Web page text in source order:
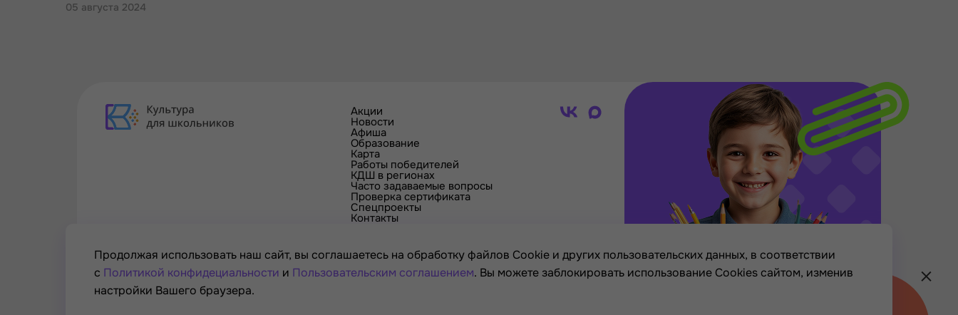
05 августа 2024
Акции
Новости
Афиша
Образование
Карта
Работы победителей
КДШ в регионах
Часто задаваемые вопросы
Проверка сертификата
Спецпроекты
Контакты
Продолжая использовать наш сайт, вы соглашаетесь на обработку файлов Cookie и других пользовательских данных, в соответствии
с Политикой конфидециальности и Пользовательским соглашением. Вы можете заблокировать использование Cookies сайтом, изменив
настройки Вашего браузера.